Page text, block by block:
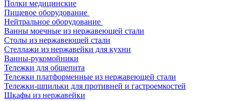
Полки медицинские
Пищевое оборудование
Нейтральное оборудование
Ванны моечные из нержавеющей стали
Столы из нержавеющей стали
Стеллажи из нержавейки для кухни
Ванны-рукомойники
Тележки для общепита
Тележки платформенные из нержавеющей стали
Тележки-шпильки для противней и гастроемкостей
Шкафы из нержавейки